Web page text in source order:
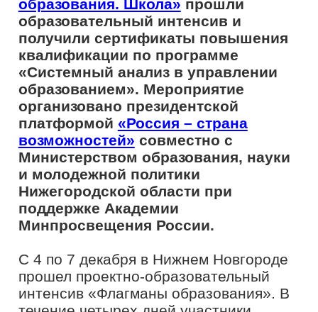
Нижегородской области при
поддержке Академии
Минпросвещения России.
С 4 по 7 декабря в Нижнем Новгороде
прошел проектно-образовательный
интенсив «Флагманы образования». В
течение четырех дней участники
мероприятия осваивали
образовательную программу, они
посетили сквозные лекции и
экспертные сессии по актуальным
управленческим темам в сфере
образования, поучаствовали в
практическом мастер-классе, в
интерактивных и аналитических играх
по профессиональной тематике. Кроме
того, в программе был предусмотрен
Впечатлениями от образовательной
программы поделилась участница
трека «школа», учитель истории и